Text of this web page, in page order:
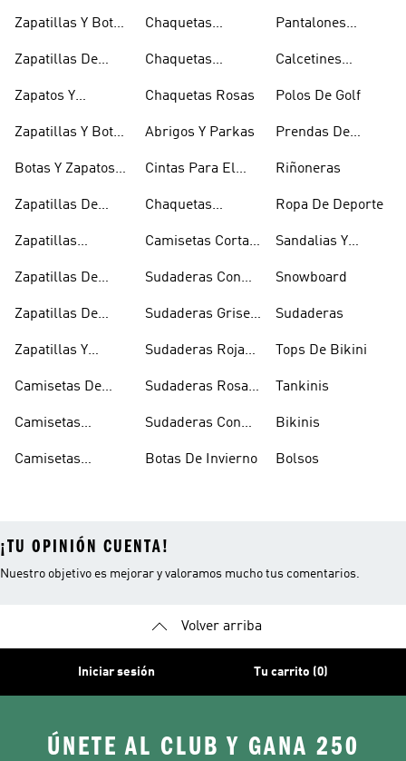
Zapatillas Y Botas
Zapatillas De
Zapatos Y
Doradas
Zapatillas Y Botas
Botas Y Zapatos
Zapatillas De
Zapatillas
Zapatillas De
Zapatillas De
Zapatillas Y
Camisetas De
Camisetas
Camisetas
Chaquetas
Chaquetas
Chaquetas Rosas
Abrigos Y Parkas
Cintas Para El
Chaquetas
Camisetas Cortas
Sudaderas Con
Sudaderas Grises
Sudaderas Rojas
Sudaderas Rosas
Sudaderas Con
Botas De Invierno
Pantalones
Calcetines
Polos De Golf
Prendas De
Riñoneras
Ropa De Deporte
Sandalias Y
Snowboard
Sudaderas
Tops De Bikini
Tankinis
Bikinis
Bolsos
¡TU OPINIÓN CUENTA!
Nuestro objetivo es mejorar y valoramos mucho tus comentarios.
Volver arriba
Iniciar sesión Tu carrito (0)
ÚNETE AL CLUB Y GANA 250